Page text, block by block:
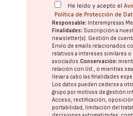
He leído y acepto el
Política de Protección de
Responsable: Interempresas
Finalidades: Suscripción a
newsletter(s). Gestión de
Envío de emails relacionados
relativos a intereses similares o
asociados.Conservación:
relación con Ud., o mientras
llevar a cabo las finalidades
Los datos pueden cederse a
grupo por motivos de gestión
Acceso, rectificación,
portabilidad, limitación del